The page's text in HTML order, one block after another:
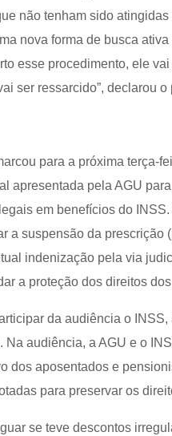
não tenham sido
nova forma de busca
esse procedimento, ele
ser ressarcido”, declarou
para a próxima terça-
apresentada pela AGU
em benefícios do
a suspensão da prescrição
indenização pela via
a proteção dos direitos
da audiência o
audiência, a AGU e o
dos aposentados e
para preservar os
se teve descontos